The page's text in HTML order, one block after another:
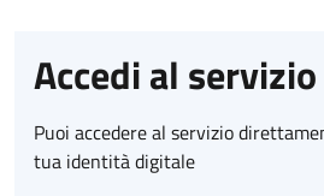
Accedi al servizio
Puoi accedere al servizio
tua identità digitale